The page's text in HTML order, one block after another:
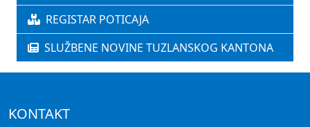
REGISTAR POTICAJA
SLUŽBENE NOVINE TUZLANSKOG KANTONA
KONTAKT